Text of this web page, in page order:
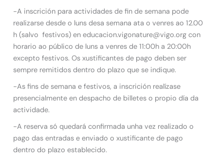
-A inscrición para actividades de fin de semana pode
realizarse desde o luns desa semana ata o venres ao 12.00
h (salvo festivos) en educacion.vigonature@vigo.org con
horario ao público de luns a venres de 11:00h a 20:00h
excepto festivos. Os xustificantes de pago deben ser
sempre remitidos dentro do plazo que se indique.
-As fins de semana e festivos, a inscrición realízase
presencialmente en despacho de billetes o propio día da
actividade.
-A reserva só quedará confirmada unha vez realizado o
pago das entradas e enviado o xustificante de pago
dentro do plazo establecido.